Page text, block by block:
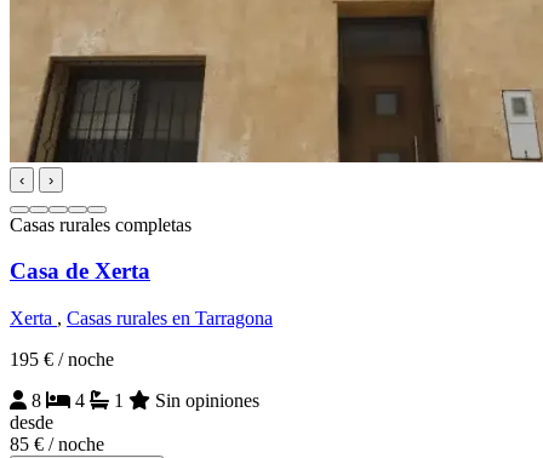
‹ ›
Casas rurales completas
Casa de Xerta
Xerta , Casas rurales en Tarragona
195 € / noche
8
4 1
Sin opiniones
desde
85 € / noche